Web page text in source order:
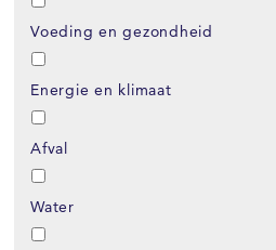
Voeding en gezondheid
Energie en klimaat
Afval
Water